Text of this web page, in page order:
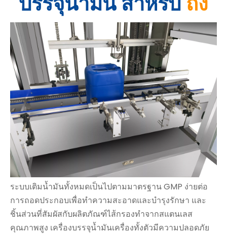
ระบบเติมน้ำมันทั้งหมดเป็นไปตามมาตรฐาน GMP ง่ายต่อ
การถอดประกอบเพื่อทำความสะอาดและบำรุงรักษา และ
ชิ้นส่วนที่สัมผัสกับผลิตภัณฑ์ไส้กรองทำจากสแตนเลส
คุณภาพสูง เครื่องบรรจุน้ำมันเครื่องทั้งตัวมีความปลอดภัย